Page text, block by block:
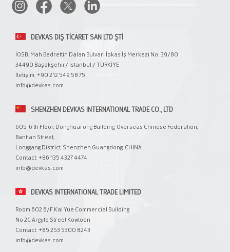
DEVKAS DIŞ TİCARET SAN LTD ŞTİ
İOSB. Mah Bedrettin Dalan Bulvarı İpkas İş Merkezi No: 39/80
34490 Başakşehir/ İstanbul / TÜRKİYE
İletişim: +90 212 549 58 75
info@devkas.com
SHENZHEN DEVKAS INTERNATIONAL TRADE CO., LTD
605, 6 th Floor, Donghuarong Building, Overseas Chinese Federation,
Bantian Street,
Longgang District, Shenzhen Guangdong, CHINA
Contact: +86 135 4327 4474
info@devkas.com
DEVKAS INTERNATIONAL TRADE LIMITED
Room 602 6/F Kai Yue Commercial Building
No 2C Argyle Street Kowloon
Contact: +85 253 5300 8243
info@devkas.com